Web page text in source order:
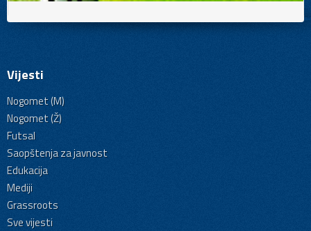
Vijesti
Nogomet (M)
Nogomet (Ž)
Futsal
Saopštenja za javnost
Edukacija
Mediji
Grassroots
Sve vijesti